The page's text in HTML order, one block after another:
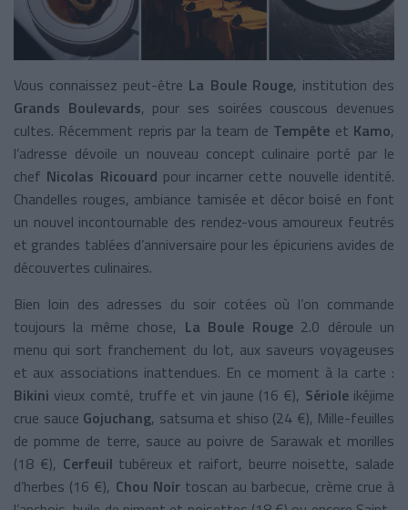
Vous connaissez peut-être La Boule Rouge, institution des
Grands Boulevards, pour ses soirées couscous devenues
cultes. Récemment repris par la team de Tempête et Kamo,
l’adresse dévoile un nouveau concept culinaire porté par le
chef Nicolas Ricouard pour incarner cette nouvelle identité.
Chandelles rouges, ambiance tamisée et décor boisé en font
un nouvel incontournable des rendez-vous amoureux feutrés
et grandes tablées d’anniversaire pour les épicuriens avides de
découvertes culinaires.
Bien loin des adresses du soir cotées où l’on commande
toujours la même chose, La Boule Rouge2.0 déroule un
menu qui sort franchement du lot, aux saveurs voyageuses
et aux associations inattendues. En ce moment à la carte :
Bikini vieux comté, truffe et vin jaune (16 €), Sériole ikéjime
crue sauce Gojuchang, satsuma et shiso (24 €), Mille-feuilles
de pomme de terre, sauce au poivre de Sarawak et morilles
(18 €), Cerfeuil tubéreux et raifort, beurre noisette, salade
d’herbes (16 €), Chou Noirtoscan au barbecue, crème crue à